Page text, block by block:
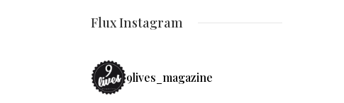
Flux Instagram
9lives_magazine